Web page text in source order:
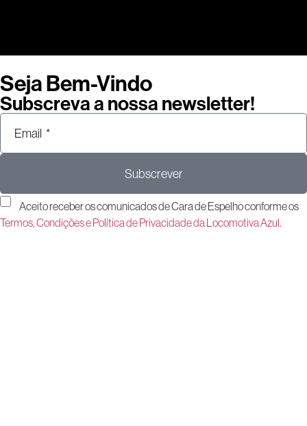
Seja Bem-Vindo
Subscreva a nossa newsletter!
Aceito receber os comunicados de Cara de Espelho conforme os
Termos, Condições e Política de Privacidade da Locomotiva Azul.
Subscrever